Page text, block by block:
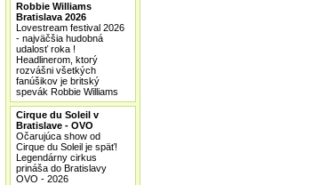
Robbie Williams
Bratislava 2026
Lovestream festival 2026
- najväčšia hudobná
udalosť roka !
Headlinerom, ktorý
rozvášni všetkých
fanúšikov je britský
spevák Robbie Williams
Cirque du Soleil v
Bratislave - OVO
Očarujúca show od
Cirque du Soleil je späť!
Legendárny cirkus
prináša do Bratislavy
OVO - 2026